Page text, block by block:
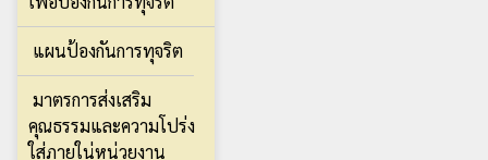
แผนป้องกันการทุจริต
มาตรการส่งเสริม
คุณธรรมและความโปร่ง
ใส่ภายใน่หน่วยงาน